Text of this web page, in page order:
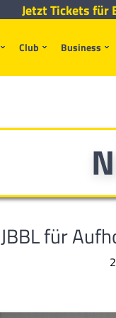
Club Business
Jetzt Tickets für
JBBL für